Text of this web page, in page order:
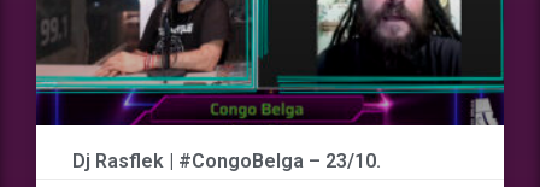
Dj Rasflek | #CongoBelga – 23/10.